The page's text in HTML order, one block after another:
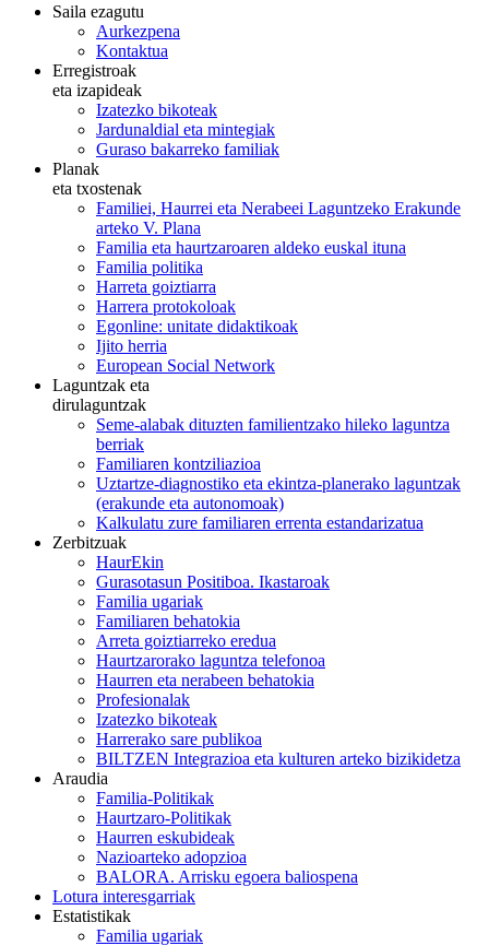
Saila ezagutu
Aurkezpena
Kontaktua
Erregistroak
eta izapideak
Izatezko bikoteak
Jardunaldial eta mintegiak
Guraso bakarreko familiak
Planak
eta txostenak
Familiei, Haurrei eta Nerabeei Laguntzeko Erakunde
arteko V. Plana
Familia eta haurtzaroaren aldeko euskal ituna
Familia politika
Harreta goiztiarra
Harrera protokoloak
Egonline: unitate didaktikoak
Ijito herria
European Social Network
Laguntzak eta
dirulaguntzak
Seme-alabak dituzten familientzako hileko laguntza
berriak
Familiaren kontziliazioa
Uztartze-diagnostiko eta ekintza-planerako laguntzak
(erakunde eta autonomoak)
Kalkulatu zure familiaren errenta estandarizatua
Zerbitzuak
HaurEkin
Gurasotasun Positiboa. Ikastaroak
Familia ugariak
Familiaren behatokia
Arreta goiztiarreko eredua
Haurtzarorako laguntza telefonoa
Haurren eta nerabeen behatokia
Profesionalak
Izatezko bikoteak
Harrerako sare publikoa
BILTZEN Integrazioa eta kulturen arteko bizikidetza
Araudia
Familia-Politikak
Haurtzaro-Politikak
Haurren eskubideak
Nazioarteko adopzioa
BALORA. Arrisku egoera baliospena
Lotura interesgarriak
Estatistikak
Familia ugariak